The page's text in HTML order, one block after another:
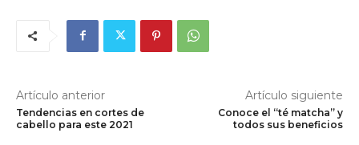
Artículo anterior
Tendencias en cortes de
cabello para este 2021
Artículo siguiente
Conoce el “té matcha” y
todos sus beneficios